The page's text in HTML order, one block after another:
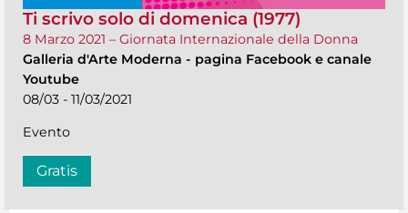
Ti scrivo solo di domenica (1977)
8 Marzo 2021 – Giornata Internazionale della Donna
Galleria d'Arte Moderna - pagina Facebook e canale
Youtube
08/03 - 11/03/2021
Evento
Gratis